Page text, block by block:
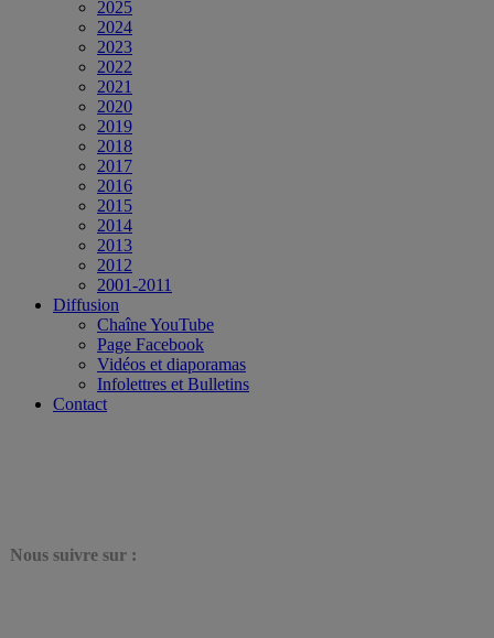
2025
2024
2023
2022
2021
2020
2019
2018
2017
2016
2015
2014
2013
2012
2001-2011
Diffusion
Chaîne YouTube
Page Facebook
Vidéos et diaporamas
Infolettres et Bulletins
Contact
Nous suivre sur :